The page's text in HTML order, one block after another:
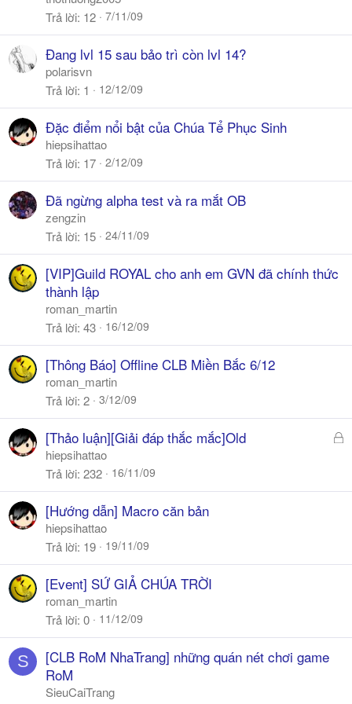
Trả lời 12 7/11/09
Đang lvl 15 sau bảo trì còn lvl 14?
polarisvn
Trả lời 1 12/12/09
Đặc điểm nổi bật của Chúa Tể Phục Sinh
hiepsihattao
Trả lời 17 2/12/09
Đã ngừng alpha test và ra mắt OB
zengzin
Trả lời 15 24/11/09
[VIP]Guild ROYAL cho anh em GVN đã chính thức
thành lập
roman_martin
Trả lời 43 16/12/09
[Thông Báo] Offline CLB Miền Bắc 6/12
roman_martin
Trả lời 2 3/12/09
Đ
h
[Thảo luận][Giải đáp thắc mắc]Old
hiepsihattao
Trả lời 232 16/11/09
[Hướng dẫn] Macro căn bản
hiepsihattao
Trả lời 19 19/11/09
[Event] SỨ GIẢ CHÚA TRỜI
roman_martin
Trả lời 0 11/12/09
S
[CLB RoM NhaTrang] những quán nét chơi game
RoM
SieuCaiTrang